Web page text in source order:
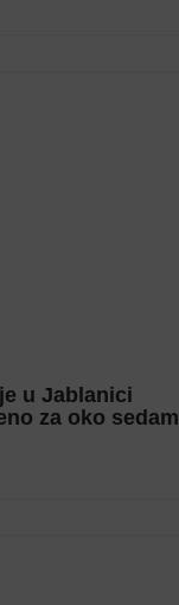
u Jablanici
za oko sedam